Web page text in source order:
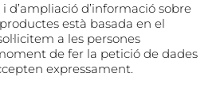
d’ampliació d’informació sobre
està basada en el
a les persones
de fer la petició de dades
expressament.